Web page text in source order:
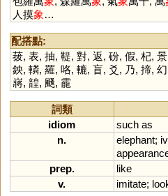
人摸象 …
配搭點:
菝, 表, 抽, 鞮, 對, 返, 砏, 假, 杞, 景
鉠, 轔, 羅, 咯, 轆, 盲, 爻 , 乃, 揥, 幻
嶈, 韹, 颾, 靇
詞類
idiom
such as
n.
elephant;
prep.
like
v.
imitate;